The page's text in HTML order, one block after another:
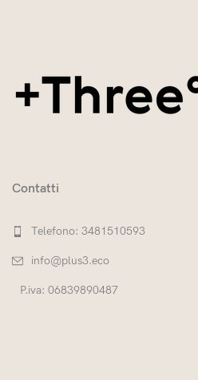
Contatti
Telefono: 3481510593
info@plus3.eco
P.iva: 06839890487